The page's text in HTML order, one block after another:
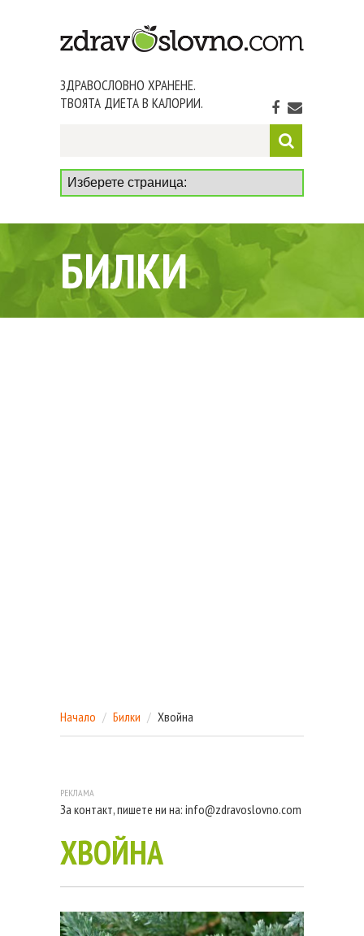
ЗДРАВОСЛОВНО ХРАНЕНЕ.
ТВОЯТА ДИЕТА В КАЛОРИИ.
БИЛКИ
Начало Билки Хвойна
За контакт, пишете ни на: info@zdravoslovno.com
ХВОЙНА